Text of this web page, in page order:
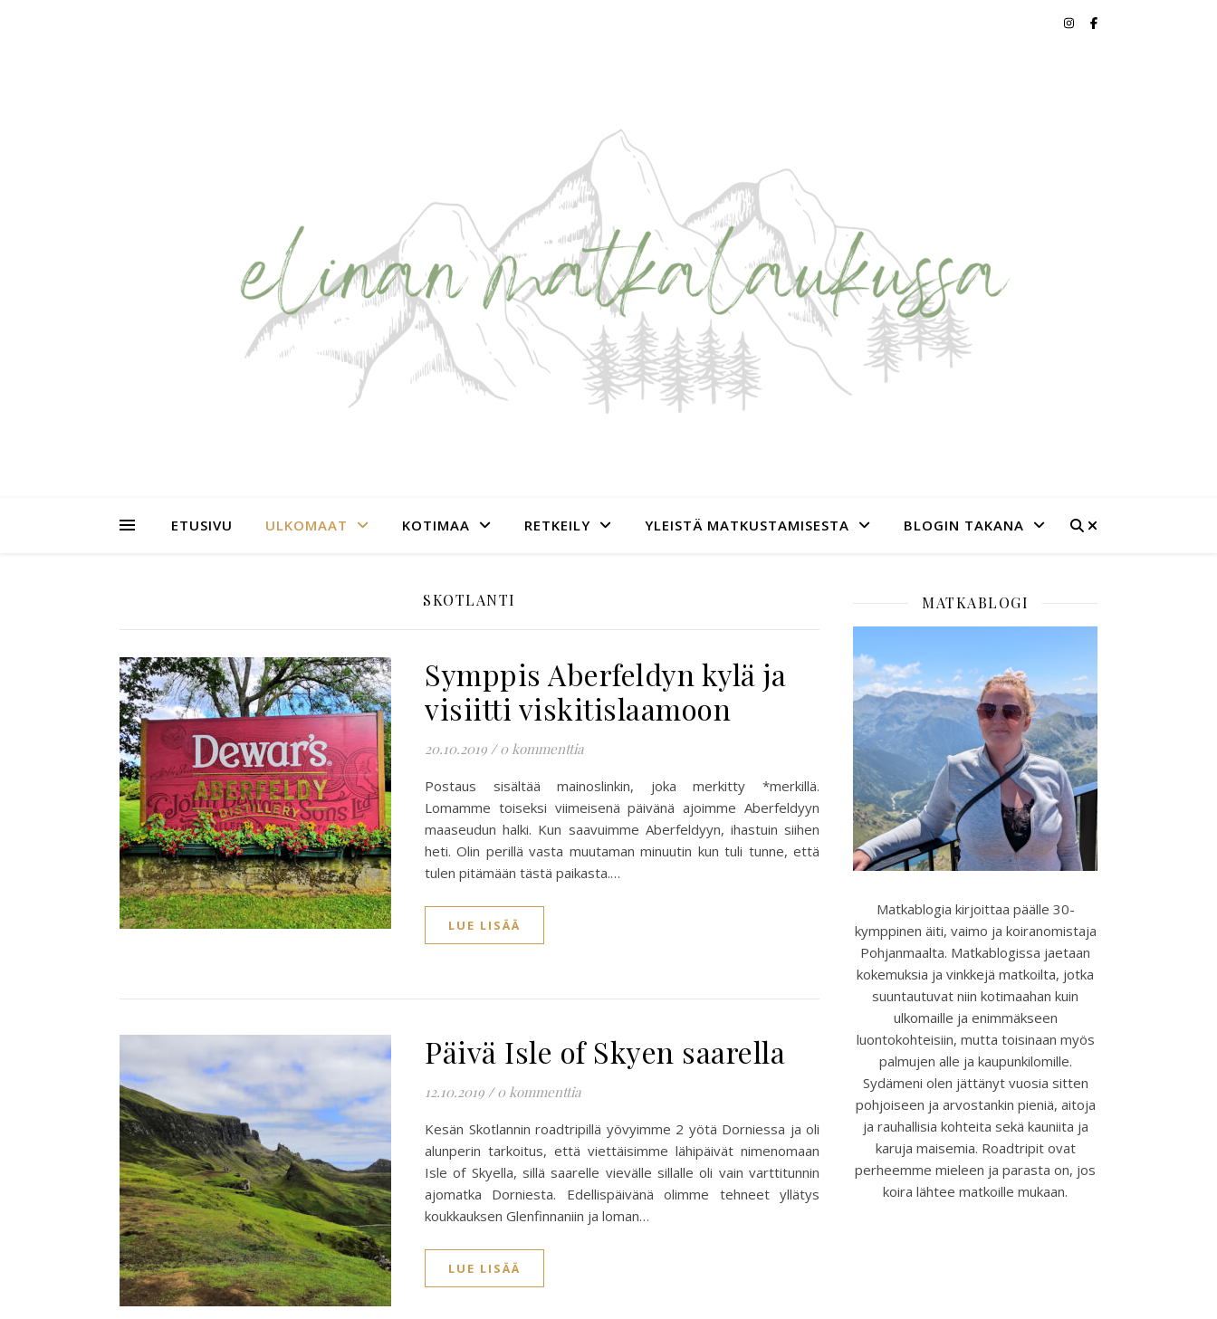
ETUSIVU ULKOMAAT KOTIMAA RETKEILY YLEISTÄ MATKUSTAMISESTA BLOGIN TAKANA
SKOTLANTI
Symppis Aberfeldyn kylä ja
visiitti viskitislaamoon
20.10.2019 / 0 kommenttia
Postaus sisältää mainoslinkin, joka merkitty *merkillä.
Lomamme toiseksi viimeisenä päivänä ajoimme Aberfeldyyn
maaseudun halki. Kun saavuimme Aberfeldyyn, ihastuin siihen
heti. Olin perillä vasta muutaman minuutin kun tuli tunne, että
tulen pitämään tästä paikasta.…
LUE LISÄÄ
Päivä Isle of Skyen saarella
12.10.2019 / 0 kommenttia
Kesän Skotlannin roadtripillä yövyimme 2 yötä Dorniessa ja oli
alunperin tarkoitus, että viettäisimme lähipäivät nimenomaan
Isle of Skyella, sillä saarelle vievälle sillalle oli vain varttitunnin
ajomatka Dorniesta. Edellispäivänä olimme tehneet yllätys
koukkauksen Glenfinnaniin ja loman…
LUE LISÄÄ
MATKABLOGI
Matkablogia kirjoittaa päälle 30-
kymppinen äiti, vaimo ja koiranomistaja
Pohjanmaalta. Matkablogissa jaetaan
kokemuksia ja vinkkejä matkoilta, jotka
suuntautuvat niin kotimaahan kuin
ulkomaille ja enimmäkseen
luontokohteisiin, mutta toisinaan myös
palmujen alle ja kaupunkilomille.
Sydämeni olen jättänyt vuosia sitten
pohjoiseen ja arvostankin pieniä, aitoja
ja rauhallisia kohteita sekä kauniita ja
karuja maisemia. Roadtripit ovat
perheemme mieleen ja parasta on, jos
koira lähtee matkoille mukaan.